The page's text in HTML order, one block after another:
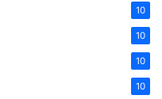
10
10
10
10